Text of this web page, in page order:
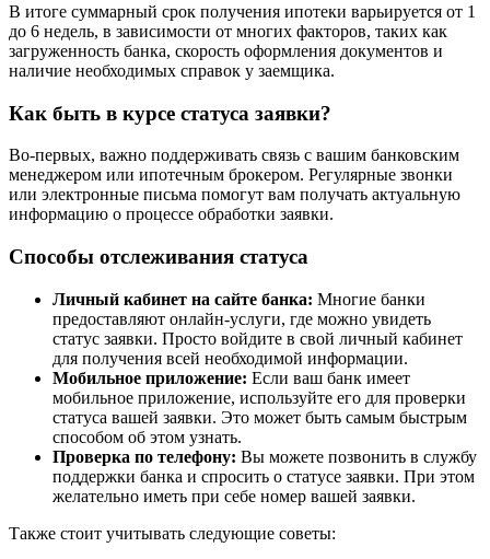
В итоге суммарный срок получения ипотеки варьируется от 1
до 6 недель, в зависимости от многих факторов, таких как
загруженность банка, скорость оформления документов и
наличие необходимых справок у заемщика.
Как быть в курсе статуса заявки?
Во-первых, важно поддерживать связь с вашим банковским
менеджером или ипотечным брокером. Регулярные звонки
или электронные письма помогут вам получать актуальную
информацию о процессе обработки заявки.
Способы отслеживания статуса
Личный кабинет на сайте банка: Многие банки
предоставляют онлайн-услуги, где можно увидеть
статус заявки. Просто войдите в свой личный кабинет
для получения всей необходимой информации.
Мобильное приложение: Если ваш банк имеет
мобильное приложение, используйте его для проверки
статуса вашей заявки. Это может быть самым быстрым
способом об этом узнать.
Проверка по телефону: Вы можете позвонить в службу
поддержки банка и спросить о статусе заявки. При этом
желательно иметь при себе номер вашей заявки.
Также стоит учитывать следующие советы: